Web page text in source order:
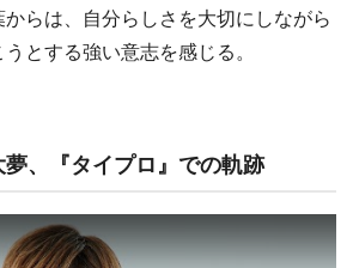
らは、自分らしさを大切にしながら
とする強い意志を感じる。
、『タイプロ』での軌跡